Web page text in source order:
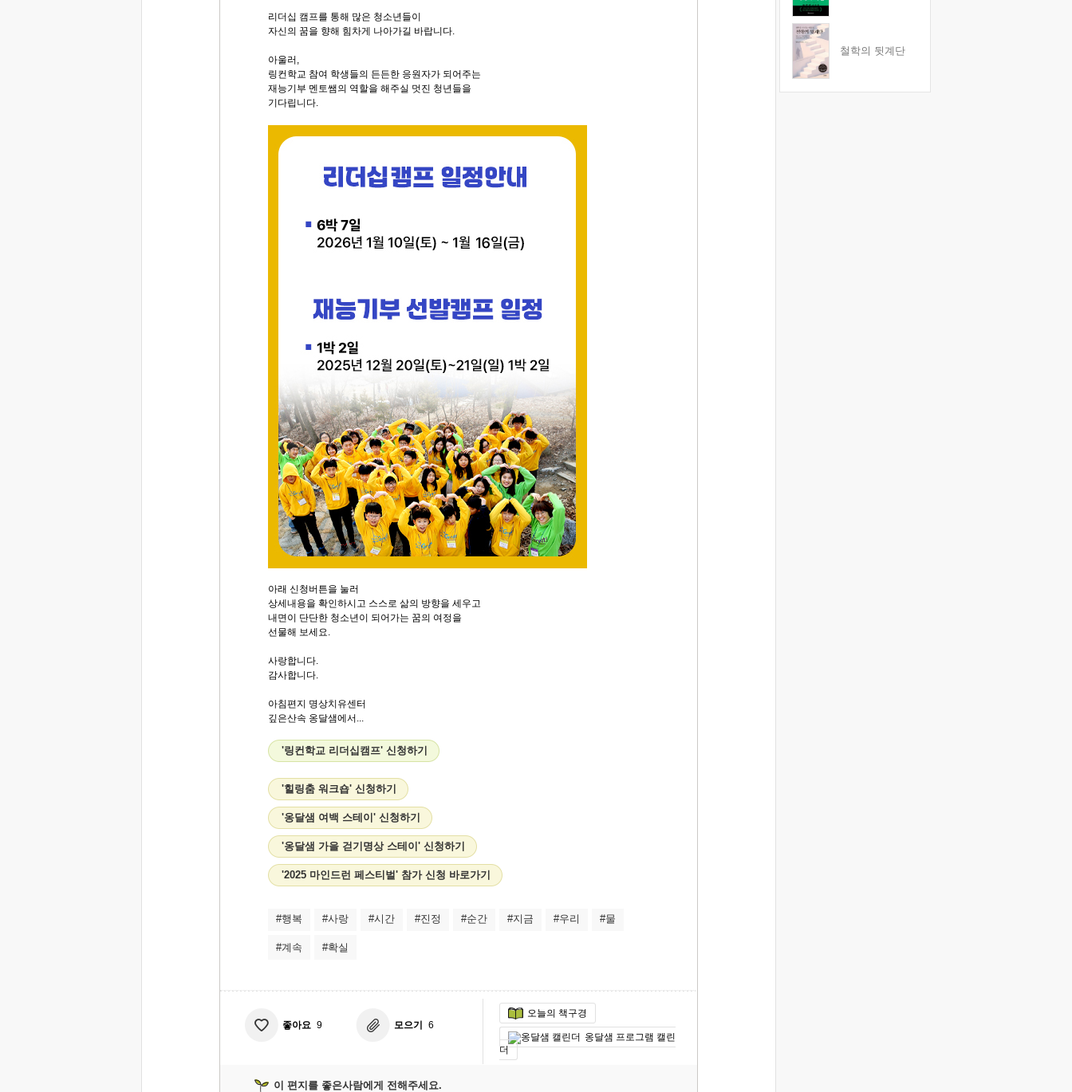
리더십 캠프를 통해 많은 청소년들이
자신의 꿈을 향해 힘차게 나아가길 바랍니다.
아울러,
링컨학교 참여 학생들의 든든한 응원자가 되어주는
재능기부 멘토쌤의 역할을 해주실 멋진 청년들을
기다립니다.
아래 신청버튼을 눌러
상세내용을 확인하시고 스스로 삶의 방향을 세우고
내면이 단단한 청소년이 되어가는 꿈의 여정을
선물해 보세요.
사랑합니다.
감사합니다.
아침편지 명상치유센터
깊은산속 옹달샘에서...
'링컨학교 리더십캠프' 신청하기
'힐링춤 워크숍' 신청하기
'옹달샘 여백 스테이' 신청하기
'옹달샘 가을 걷기명상 스테이' 신청하기
'2025 마인드런 페스티벌' 참가 신청 바로가기
#행복 #사랑 #시간 #진정 #순간 #지금 #우리 #물
#계속 #확실
좋아요 9 모으기 6
오늘의 책구경
옹달샘 프로그램 캘린
더
이 편지를 좋은사람에게 전해주세요.
철학의 뒷계단